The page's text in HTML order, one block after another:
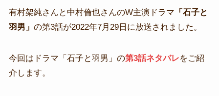
有村架純さんと中村倫也さんのW主演ドラマ 「石子と
羽男」 の第3話が2022年7月29日に放送されました。
今回はドラマ「石子と羽男」の第3話ネタバレをご紹
介します。